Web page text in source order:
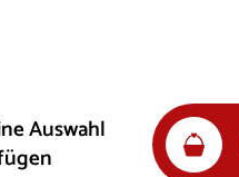
Auswahl